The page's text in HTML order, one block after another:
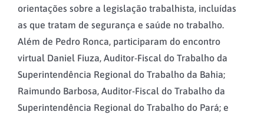
orientações sobre a legislação trabalhista, incluídas
as que tratam de segurança e saúde no trabalho.
Além de Pedro Ronca, participaram do encontro
virtual Daniel Fiuza, Auditor-Fiscal do Trabalho da
Superintendência Regional do Trabalho da Bahia;
Raimundo Barbosa, Auditor-Fiscal do Trabalho da
Superintendência Regional do Trabalho do Pará; e